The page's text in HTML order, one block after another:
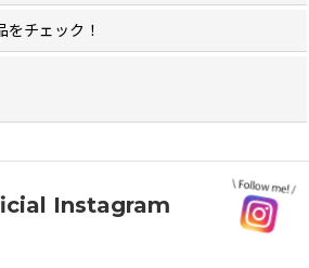
チェック！
Instagram